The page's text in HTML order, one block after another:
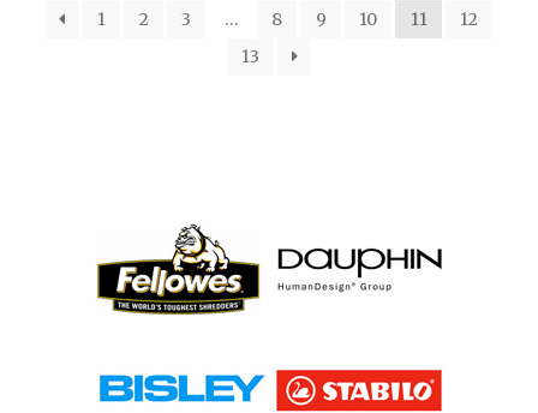
1 2 3 … 8 9 10 11
12
13